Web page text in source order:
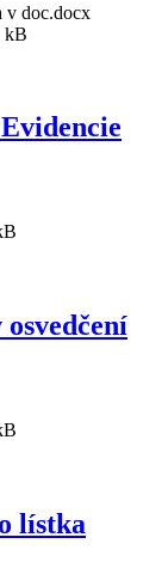
v doc.docx
kB
lístka